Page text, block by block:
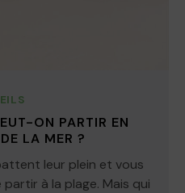
ON PARTIR EN
LA MER ?
leur plein et vous
à la plage. Mais qui